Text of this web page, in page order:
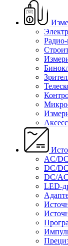
AC/
DC/
DC/
LED-